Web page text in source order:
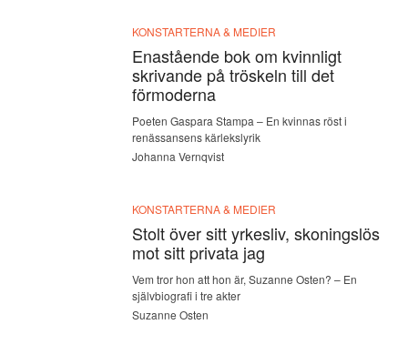
KONSTARTERNA & MEDIER
Enastående bok om kvinnligt
skrivande på tröskeln till det
förmoderna
Poeten Gaspara Stampa – En kvinnas röst i
renässansens kärlekslyrik
Johanna Vernqvist
KONSTARTERNA & MEDIER
Stolt över sitt yrkesliv, skoningslös
mot sitt privata jag
Vem tror hon att hon är, Suzanne Osten? – En
självbiografi i tre akter
Suzanne Osten